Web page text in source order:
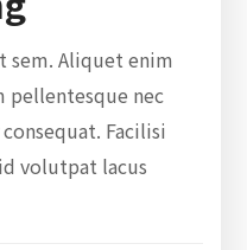
sem. Aliquet enim
pellentesque nec
Facilisi
volutpat lacus